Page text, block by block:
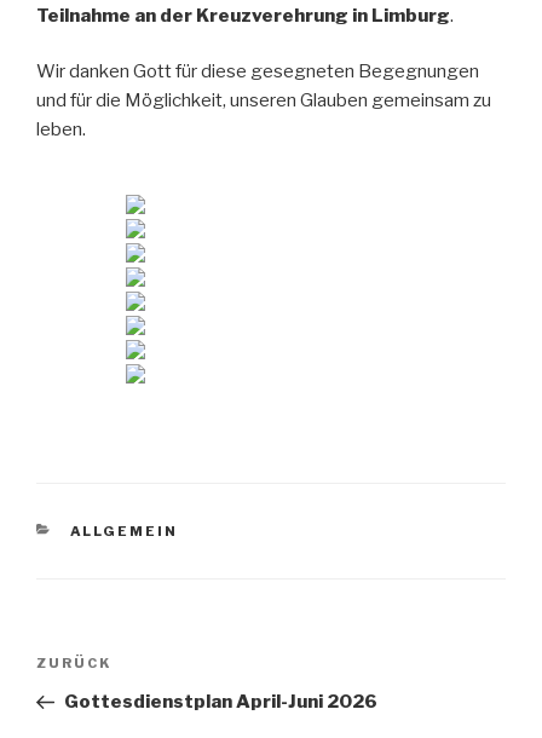
Teilnahme an der Kreuzverehrung in Limburg.
Wir danken Gott für diese gesegneten Begegnungen
und für die Möglichkeit, unseren Glauben gemeinsam zu
leben.
KATEGORIEN
ALLGEMEIN
Beitragsnavigation
Vorheriger
Beitrag
ZURÜCK
Gottesdienstplan April-Juni 2026